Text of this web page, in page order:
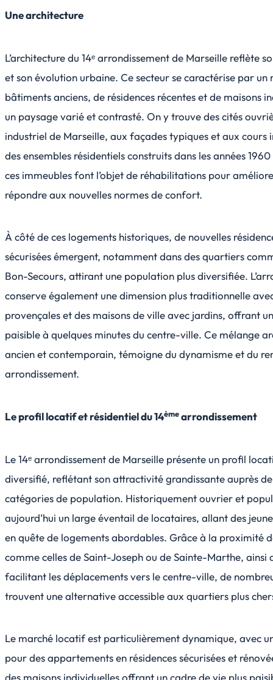
Une architecture
L’architecture du 14ᵉ arrondissement de Marseille reflète
et son évolution urbaine. Ce secteur se caractérise par un
bâtiments anciens, de résidences récentes et de maisons
un paysage varié et contrasté. On y trouve des cités
industriel de Marseille, aux façades typiques et aux cours
des ensembles résidentiels construits dans les années
ces immeubles font l’objet de réhabilitations pour
répondre aux nouvelles normes de confort.
À côté de ces logements historiques, de nouvelles
sécurisées émergent, notamment dans des quartiers
Bon-Secours, attirant une population plus diversifiée.
conserve également une dimension plus traditionnelle
provençales et des maisons de ville avec jardins, offrant
paisible à quelques minutes du centre-ville. Ce mélange
ancien et contemporain, témoigne du dynamisme et du
arrondissement.
Le profil locatif et résidentiel du 14èmearrondissement
Le 14ᵉ arrondissement de Marseille présente un profil
diversifié, reflétant son attractivité grandissante auprès
catégories de population. Historiquement ouvrier et
aujourd’hui un large éventail de locataires, allant des
en quête de logements abordables. Grâce à la proximité
comme celles de Saint-Joseph ou de Sainte-Marthe, ainsi
facilitant les déplacements vers le centre-ville, de
trouvent une alternative accessible aux quartiers plus
Le marché locatif est particulièrement dynamique, avec
pour des appartements en résidences sécurisées et
des maisons individuelles offrant un cadre de vie plus